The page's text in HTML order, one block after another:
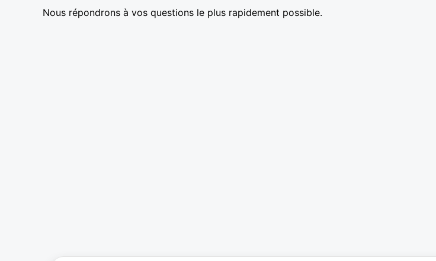
Nous répondrons à vos questions le plus rapidement possible.